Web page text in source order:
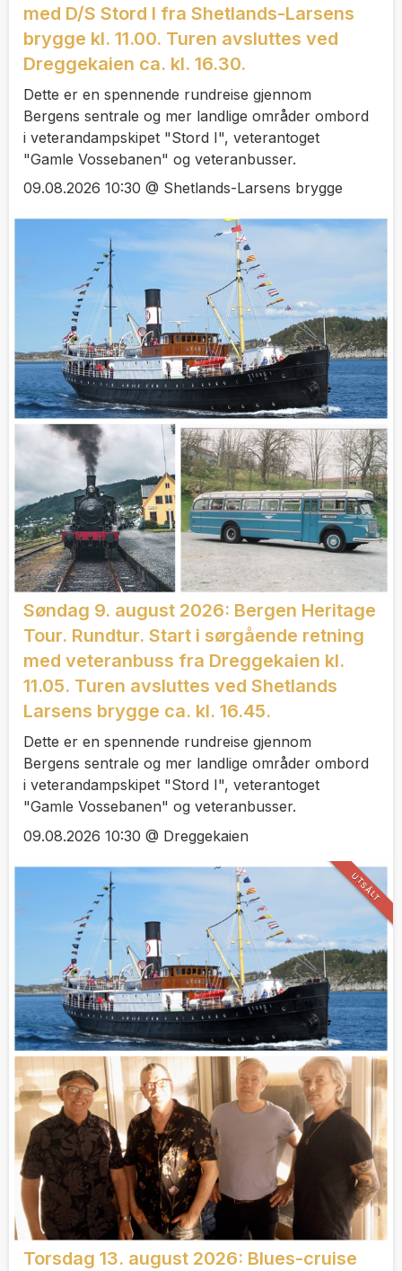
med D/S Stord I fra Shetlands-Larsens
brygge kl. 11.00. Turen avsluttes ved
Dreggekaien ca. kl. 16.30.
Dette er en spennende rundreise gjennom
Bergens sentrale og mer landlige områder ombord
i veterandampskipet "Stord I", veterantoget
"Gamle Vossebanen" og veteranbusser.
09.08.2026 10:30 @ Shetlands-Larsens brygge
Søndag 9. august 2026: Bergen Heritage
Tour. Rundtur. Start i sørgående retning
med veteranbuss fra Dreggekaien kl.
11.05. Turen avsluttes ved Shetlands
Larsens brygge ca. kl. 16.45.
Dette er en spennende rundreise gjennom
Bergens sentrale og mer landlige områder ombord
i veterandampskipet "Stord I", veterantoget
"Gamle Vossebanen" og veteranbusser.
09.08.2026 10:30 @ Dreggekaien
Torsdag 13. august 2026: Blues-cruise
UTSÅLT